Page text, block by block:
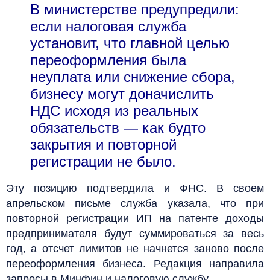
В министерстве предупредили:
если налоговая служба
установит, что главной целью
переоформления была
неуплата или снижение сбора,
бизнесу могут доначислить
НДС исходя из реальных
обязательств — как будто
закрытия и повторной
регистрации не было.
Эту позицию подтвердила и ФНС. В своем
апрельском письме служба указала, что при
повторной регистрации ИП на патенте доходы
предпринимателя будут суммироваться за весь
год, а отсчет лимитов не начнется заново после
переоформления бизнеса. Редакция направила